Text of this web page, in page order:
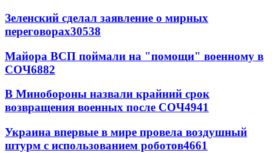
Зеленский сделал заявление о мирных
переговорах30538
Майора ВСП поймали на "помощи" военному в
СОЧ6882
В Минобороны назвали крайний срок
возвращения военных после СОЧ4941
Украина впервые в мире провела воздушный
штурм с использованием роботов4661